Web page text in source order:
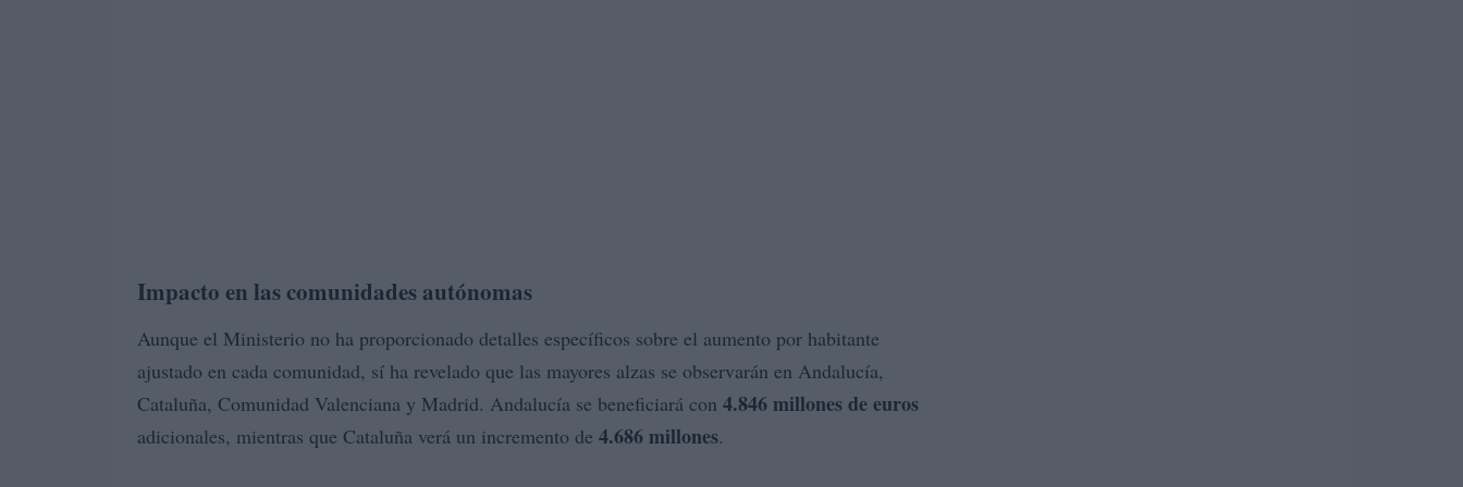
Impacto en las comunidades autónomas
Aunque el Ministerio no ha proporcionado detalles específicos sobre el aumento por habitante
ajustado en cada comunidad, sí ha revelado que las mayores alzas se observarán en Andalucía,
Cataluña, Comunidad Valenciana y Madrid. Andalucía se beneficiará con 4.846 millones de euros
adicionales, mientras que Cataluña verá un incremento de 4.686 millones.